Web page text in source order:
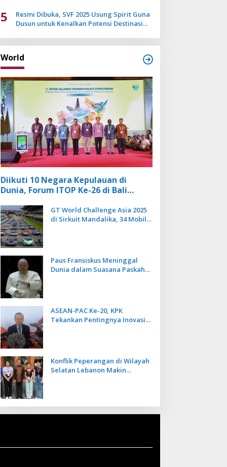
5
Resmi Dibuka, SVF 2025 Usung Spirit Guna
Dusun untuk Kenalkan Potensi Destinasi
World
Diikuti 10 Negara Kepulauan di
Dunia, Forum ITOP Ke-26 di Bali
Berbasis Alam dan Budaya
GT World Challenge Asia 2025
di Sirkuit Mandalika, 34 Mobil
Paus Fransiskus Meninggal
Dunia dalam Suasana Paskah
ASEAN-PAC Ke-20, KPK
Tekankan Pentingnya Inovasi
Konflik Peperangan di Wilayah
Selatan Lebanon Makin